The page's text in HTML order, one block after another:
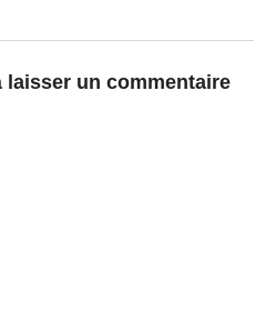
un commentaire